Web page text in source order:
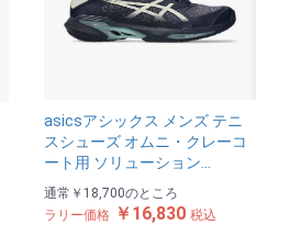
asicsアシックス メンズ テニ
スシューズ オムニ・クレーコ
ート用 ソリューション…
通常 ￥18,700のところ
ラリー価格 ￥16,830税込